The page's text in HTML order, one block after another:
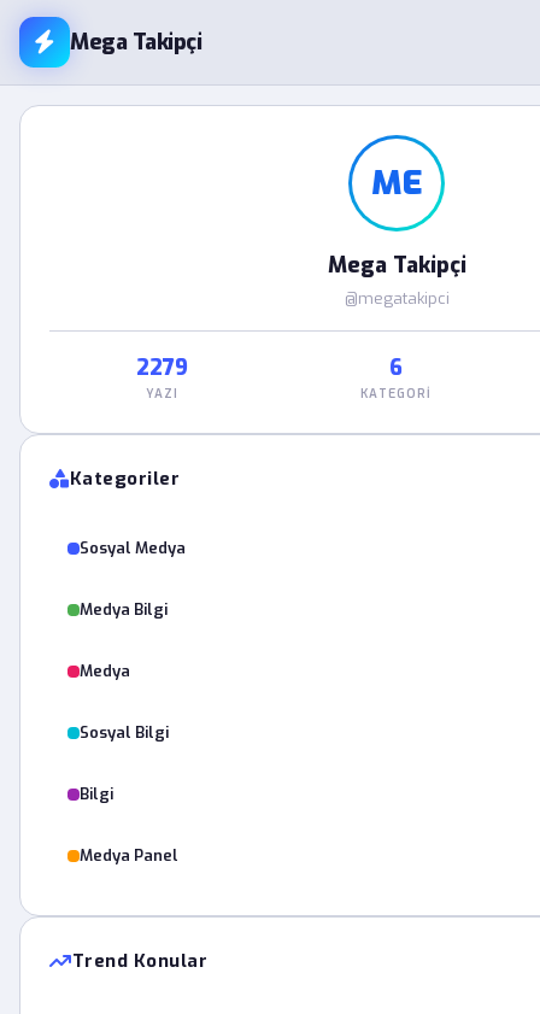
Mega Takipçi
ME
Mega Takipçi
@megatakipci
2279
YAZI
6
KATEGORI
Kategoriler
Sosyal Medya
Medya Bilgi
Medya
Sosyal Bilgi
Bilgi
Medya Panel
Trend Konular